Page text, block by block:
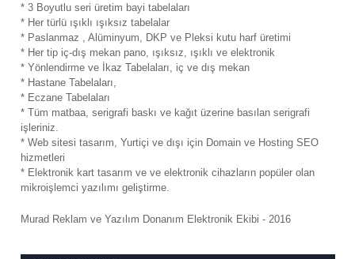
* 3 Boyutlu seri üretim bayi tabelaları
* Her türlü ışıklı ışıksız tabelalar
* Paslanmaz , Alüminyum, DKP ve Pleksi kutu harf üretimi
* Her tip iç-dış mekan pano, ışıksız, ışıklı ve elektronik
* Yönlendirme ve İkaz Tabelaları, iç ve dış mekan
* Hastane Tabelaları,
* Eczane Tabelaları
* Tüm matbaa, serigrafi baskı ve kağıt üzerine basılan serigrafi
işleriniz.
* Web sitesi tasarım, Yurtiçi ve dışı için Domain ve Hosting SEO
hizmetleri
* Elektronik kart tasarım ve ve elektronik cihazların popüler olan
mikroişlemci yazılımı geliştirme.
Murad Reklam ve Yazılım Donanım Elektronik Ekibi - 2016